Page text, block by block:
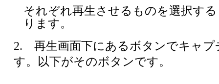
それぞれ再生させるものを選択す
ります。
2. 再生画面下にあるボタンでキャプ
す。以下がそのボタンです。